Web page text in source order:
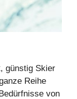
günstig Skier
Reihe
von